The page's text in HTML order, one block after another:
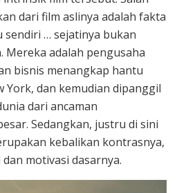
dari film aslinya adalah fakta
sendiri … sejatinya bukan
Mereka adalah pengusaha
bisnis menangkap hantu
York, dan kemudian dipanggil
dari ancaman
Sedangkan, justru di sini
kebalikan kontrasnya,
motivasi dasarnya.